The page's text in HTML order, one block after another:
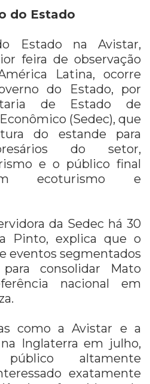
do Estado
Estado na Avistar,
feira de observação
Latina, ocorre
do Estado, por
de Estado de
(Sedec), que
do estande para
do setor,
e o público final
ecoturismo e
da Sedec há 30
Pinto, explica que o
eventos segmentados
consolidar Mato
nacional em
como a Avistar e a
Inglaterra em julho,
altamente
exatamente